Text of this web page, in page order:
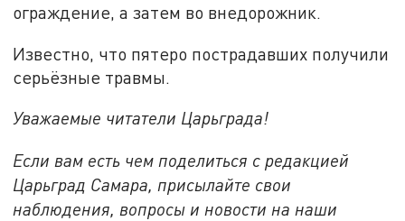
ограждение, а затем во внедорожник.
Известно, что пятеро пострадавших получили
серьёзные травмы.
Уважаемые читатели Царьграда!
Если вам есть чем поделиться с редакцией
Царьград Самара, присылайте свои
наблюдения, вопросы и новости на наши